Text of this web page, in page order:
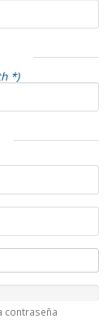
*)
contraseña